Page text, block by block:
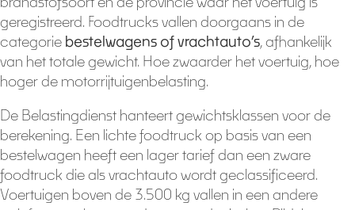
geregistreerd. Foodtrucks vallen doorgaans in de
categorie bestelwagens of vrachtauto’s, afhankelijk
van het totale gewicht. Hoe zwaarder het voertuig, hoe
hoger de motorrijtuigenbelasting.
De Belastingdienst hanteert gewichtsklassen voor de
berekening. Een lichte foodtruck op basis van een
bestelwagen heeft een lager tarief dan een zware
foodtruck die als vrachtauto wordt geclassificeerd.
Voertuigen boven de 3.500 kg vallen in een andere